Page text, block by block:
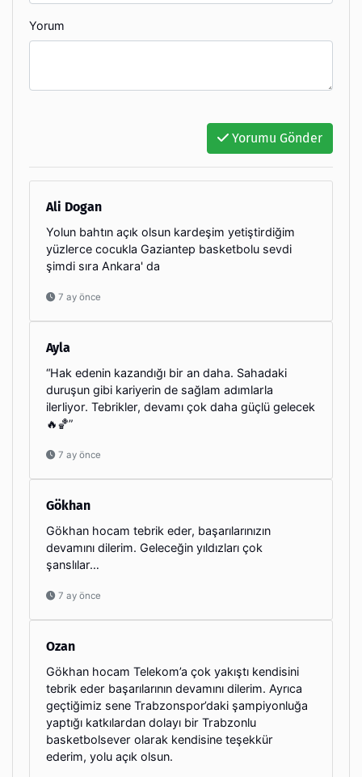
Yorum
Yorumu Gönder
Ali Dogan
Yolun bahtın açık olsun kardeşim yetiştirdiğim
yüzlerce cocukla Gaziantep basketbolu sevdi
şimdi sıra Ankara' da
7 ay önce
Ayla
“Hak edenin kazandığı bir an daha. Sahadaki
duruşun gibi kariyerin de sağlam adımlarla
ilerliyor. Tebrikler, devamı çok daha güçlü gelecek
🔥🏀”
7 ay önce
Gökhan
Gökhan hocam tebrik eder, başarılarınızın
devamını dilerim. Geleceğin yıldızları çok
şanslılar…
7 ay önce
Ozan
Gökhan hocam Telekom’a çok yakıştı kendisini
tebrik eder başarılarının devamını dilerim. Ayrıca
geçtiğimiz sene Trabzonspor’daki şampiyonluğa
yaptığı katkılardan dolayı bir Trabzonlu
basketbolsever olarak kendisine teşekkür
ederim, yolu açık olsun.